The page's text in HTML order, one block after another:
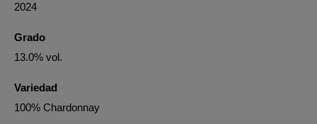
2024
Grado
13.0% vol.
Variedad
100% Chardonnay